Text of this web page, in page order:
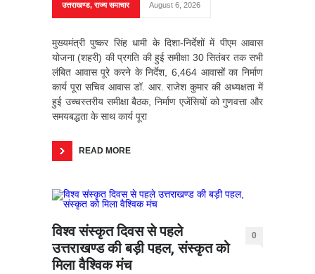
उत्तराखण्ड,राज्य समाचार August 6, 2026
मुख्यमंत्री पुष्कर सिंह धामी के दिशा-निर्देशों में पीएम आवास
योजना (शहरी) की प्रगति की हुई समीक्षा 30 सितंबर तक सभी
लंबित आवास पूरे करने के निर्देश, 6,464 आवासों का निर्माण
कार्य पूरा सचिव आवास डॉ. आर. राजेश कुमार की अध्यक्षता में
हुई उच्चस्तरीय समीक्षा बैठक, निर्माण एजेंसियों को गुणवत्ता और
समयबद्धता के साथ कार्य पूरा
READ MORE
विश्व संस्कृत दिवस से पहले
उत्तराखण्ड की बड़ी पहल, संस्कृत को
मिला वैश्विक मंच
0